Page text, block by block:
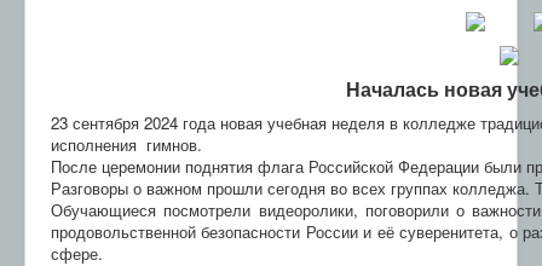
Началась новая
23 сентября 2024 года новая учебная неделя в колледже
исполнения гимнов.
После церемонии поднятия флага Российской Федерации были
Разговоры о важном прошли сегодня во всех группах колледжа.
Обучающиеся посмотрели видеоролики, поговорили о
продовольственной безопасности России и её суверенитета, о
сфере.